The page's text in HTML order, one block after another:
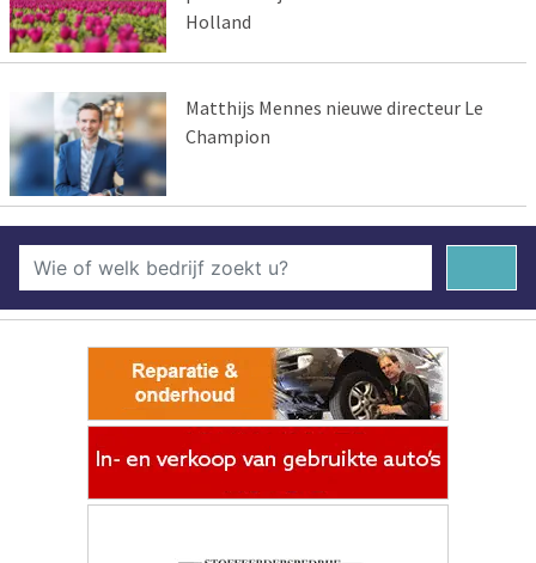
Holland
Matthijs Mennes nieuwe directeur Le
Champion